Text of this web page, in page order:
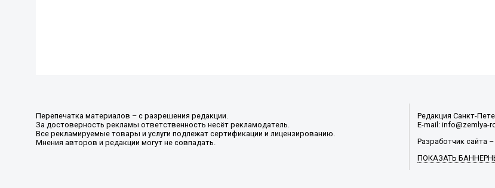
Перепечатка материалов – с разрешения редакции.
За достоверность рекламы ответственность несёт рекламодатель.
Все рекламируемые товары и услуги подлежат сертификации и лицензированию.
Мнения авторов и редакции могут не совпадать.
Редакция Санкт-
E-mail: info@zemlya-
Разработчик сайта –
ПОКАЗАТЬ